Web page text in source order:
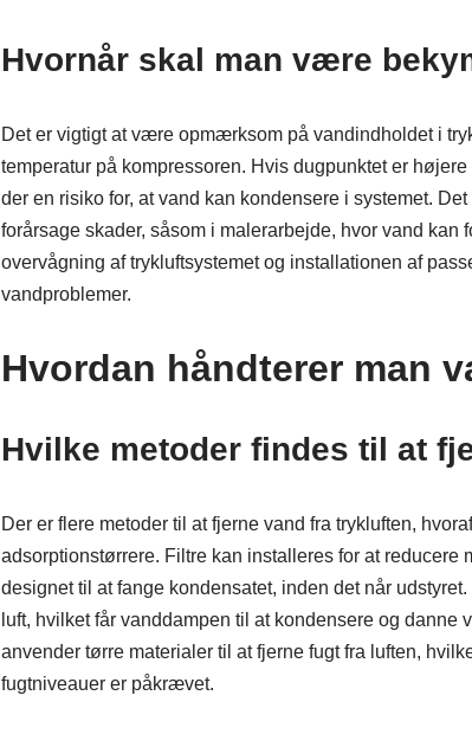
Hvornår skal man være
Det er vigtigt at være opmærksom på vandindholdet i
temperatur på kompressoren. Hvis dugpunktet er
der en risiko for, at vand kan kondensere i systemet.
forårsage skader, såsom i malerarbejde, hvor vand
overvågning af trykluftsystemet og installationen af
vandproblemer.
Hvordan håndterer man
Hvilke metoder findes til at
Der er flere metoder til at fjerne vand fra trykluften,
adsorptionstørrere. Filtre kan installeres for at
designet til at fange kondensatet, inden det når
luft, hvilket får vanddampen til at kondensere og
anvender tørre materialer til at fjerne fugt fra luften,
fugtniveauer er påkrævet.